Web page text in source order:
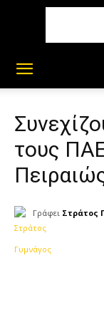
τους
Γράφει Στράτος